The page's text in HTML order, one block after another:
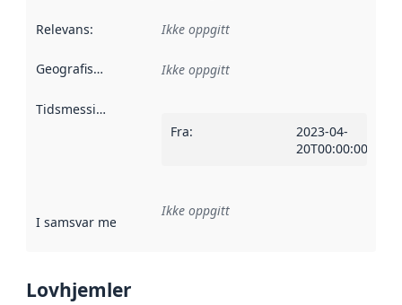
Relevans: Ikke oppgitt
Geografisk avgrensning :
Ikke oppgitt
Tidsmessig avgrensning
Fra:
2023-04-
20T00:00:00Z
I samsvar med Referanse til en implementasjonsregel
Ikke oppgitt
Lovhjemler